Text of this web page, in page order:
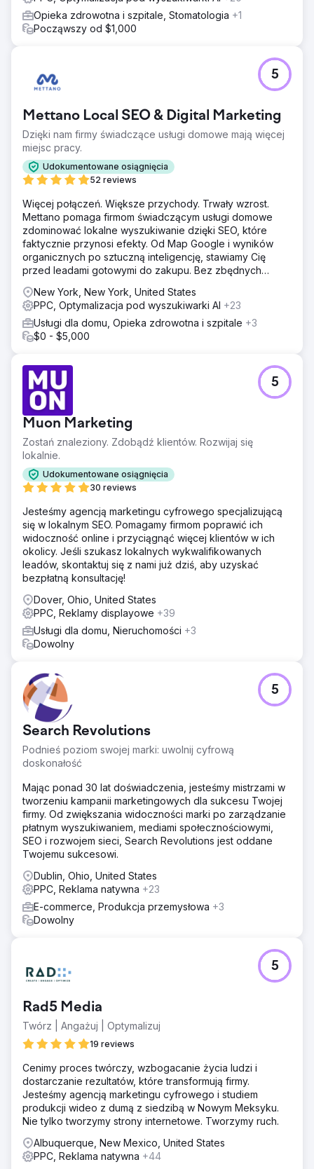
przebudowaliśmy płatne kampanie wokół atrybucji na
poziomie wizyty zamiast kliknięć. Wdrożyliśmy
zaawansowane planowanie i śledzenie, aby powiązać
pacjentami. Opracowano ujednolicony plan działania,
dzięki czemu nowe lokalizacje są teraz uruchamiane z
uwzględnieniem działań marketingowych od pierwszego
Wyniki
Wydatki na reklamę spadły o ponad 50%, a liczba
konwersji podwoiła się. Uruchomiono 55 stron
internetowych w ciągu 14 dni w 75 lokalizacjach bez
przestojów. Po raz pierwszy przywrócono pełną
własność zasobów cyfrowych. Czas uruchamiania
nowych lokalizacji skrócono z miesięcy do dni dzięki
powtarzalnemu, ujednoliconemu procesowi. Każda
lokalizacja ma teraz przejrzysty wgląd w wyniki dzięki
pojedynczemu, ujednoliconemu panelowi, łączącemu
wydatki marketingowe z pozyskiwaniem pacjentów.
Przejdź do strony agencji
Opieka zdrowotna i szpitale, Stomatologia +1
Począwszy od $1,000
Mettano Local SEO & Digital Marketing
Dzięki nam firmy świadczące usługi domowe mają więcej
miejsc pracy.
Udokumentowane osiągnięcia
52 reviews
5
Więcej połączeń. Większe przychody. Trwały wzrost.
Mettano pomaga firmom świadczącym usługi domowe
zdominować lokalne wyszukiwanie dzięki SEO, które
faktycznie przynosi efekty. Od Map Google i wyników
organicznych po sztuczną inteligencję, stawiamy Cię
przed leadami gotowymi do zakupu. Bez zbędnych
New York, New York, United States
PPC, Optymalizacja pod wyszukiwarki AI +23
Usługi dla domu, Opieka zdrowotna i szpitale +3
$0 - $5,000
Muon Marketing
Zostań znaleziony. Zdobądź klientów. Rozwijaj się
lokalnie.
Udokumentowane osiągnięcia
30 reviews
5
Jesteśmy agencją marketingu cyfrowego specjalizującą
się w lokalnym SEO. Pomagamy firmom poprawić ich
widoczność online i przyciągnąć więcej klientów w ich
okolicy. Jeśli szukasz lokalnych wykwalifikowanych
leadów, skontaktuj się z nami już dziś, aby uzyskać
bezpłatną konsultację!
Dover, Ohio, United States
PPC, Reklamy displayowe +39
Usługi dla domu, Nieruchomości +3
Dowolny
Search Revolutions
Podnieś poziom swojej marki: uwolnij cyfrową
doskonałość
5
Mając ponad 30 lat doświadczenia, jesteśmy mistrzami w
tworzeniu kampanii marketingowych dla sukcesu Twojej
firmy. Od zwiększania widoczności marki po zarządzanie
płatnym wyszukiwaniem, mediami społecznościowymi,
SEO i rozwojem sieci, Search Revolutions jest oddane
Twojemu sukcesowi.
Dublin, Ohio, United States
PPC, Reklama natywna +23
E-commerce, Produkcja przemysłowa +3
Dowolny
Rad5 Media
Twórz | Angażuj | Optymalizuj
19 reviews
5
Cenimy proces twórczy, wzbogacanie życia ludzi i
dostarczanie rezultatów, które transformują firmy.
Jesteśmy agencją marketingu cyfrowego i studiem
produkcji wideo z dumą z siedzibą w Nowym Meksyku.
Nie tylko tworzymy strony internetowe. Tworzymy ruch.
Albuquerque, New Mexico, United States
PPC, Reklama natywna +44